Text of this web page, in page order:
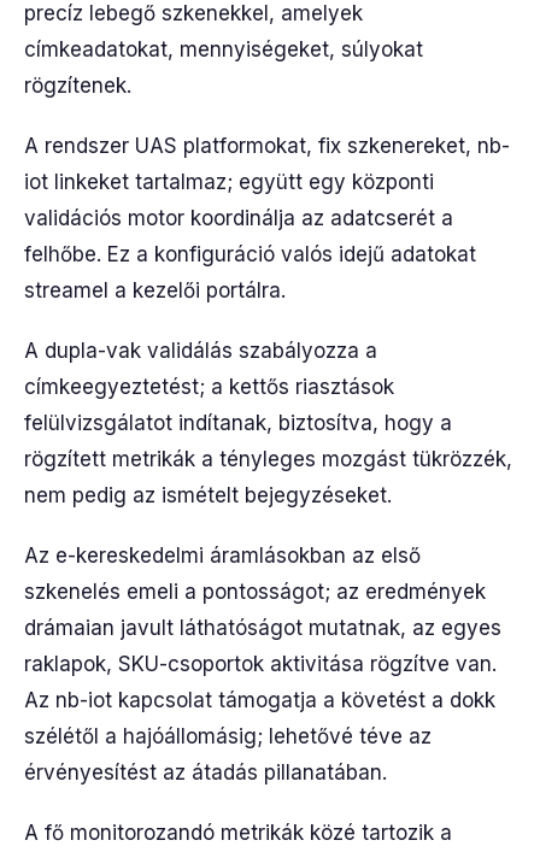
precíz lebegő szkenekkel, amelyek
címkeadatokat, mennyiségeket, súlyokat
rögzítenek.
A rendszer UAS platformokat, fix szkenereket, nb-
iot linkeket tartalmaz; együtt egy központi
validációs motor koordinálja az adatcserét a
felhőbe. Ez a konfiguráció valós idejű adatokat
streamel a kezelői portálra.
A dupla-vak validálás szabályozza a
címkeegyeztetést; a kettős riasztások
felülvizsgálatot indítanak, biztosítva, hogy a
rögzített metrikák a tényleges mozgást tükrözzék,
nem pedig az ismételt bejegyzéseket.
Az e-kereskedelmi áramlásokban az első
szkenelés emeli a pontosságot; az eredmények
drámaian javult láthatóságot mutatnak, az egyes
raklapok, SKU-csoportok aktivitása rögzítve van.
Az nb-iot kapcsolat támogatja a követést a dokk
szélétől a hajóállomásig; lehetővé téve az
érvényesítést az átadás pillanatában.
A fő monitorozandó metrikák közé tartozik a